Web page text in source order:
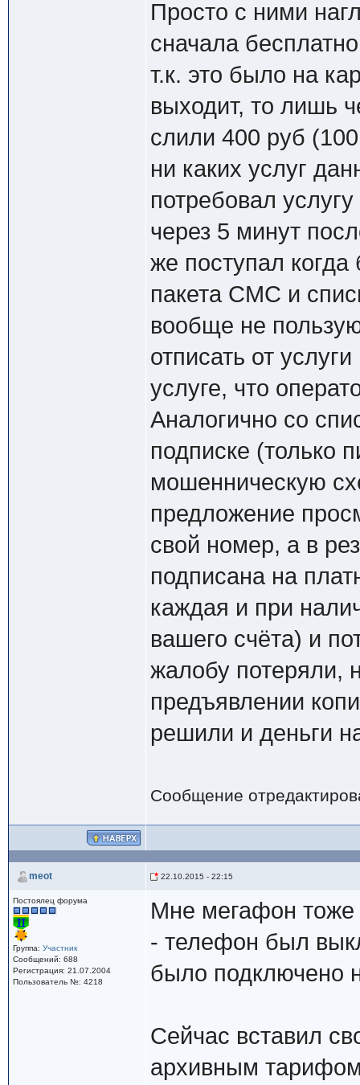
Просто с ними
сначала
т.к. это было на
выходит, то лишь
слили 400 руб
ни каких услуг
потребовал
через 5 минут
же поступал
пакета СМС и
вообще не
отписать от
услуге, что
Аналогично со
подписке (только
мошенническую
предложение
свой номер, а в
подписана на
каждая и при
вашего счёта) и
жалобу потеряли,
предъявлении
решили и деньги
Сообщение
meot 22.10.2015 - 22:15
Постоялец форума
Группа: Участник
Сообщений: 688
Регистрация: 21.07.2004
Пользователь №: 4218
Мне мегафон тоже
- телефон был
было подключено
Сейчас вставил
архивным